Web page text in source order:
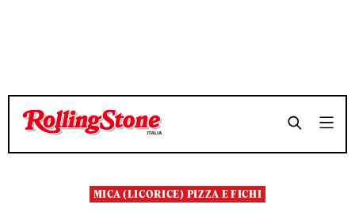
TEMPO DI LETTURA 11 MINUTI SHARE
TEMPO DI LETTURA 11 MINUTI SHARE
MICA (LICORICE) PIZZA E FICHI